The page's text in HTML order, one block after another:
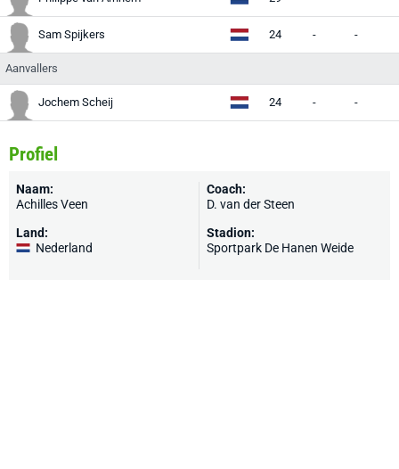
Sam Spijkers 24 - -
Aanvallers
Jochem Scheij 24 - -
Profiel
Naam:
Achilles Veen
Land:
Nederland
Coach:
D. van der Steen
Stadion:
Sportpark De Hanen Weide